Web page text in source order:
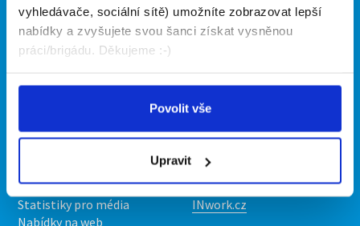
vyhledávače, sociální sítě) umožníte zobrazovat lepší
nabídky a zvyšujete svou šanci získat vysněnou
práci/brigádu. Děkujeme :-)
Povolit vše
Upravit
Články
Hledané brigády
Vložit inzerát
Ceník
Kontakt
Upravit předvolby cookies
Statistiky pro média
Nabídky na web
Naše další projekty
Mobilní aplikace
Nabídka práce z celé ČR
INwork.cz